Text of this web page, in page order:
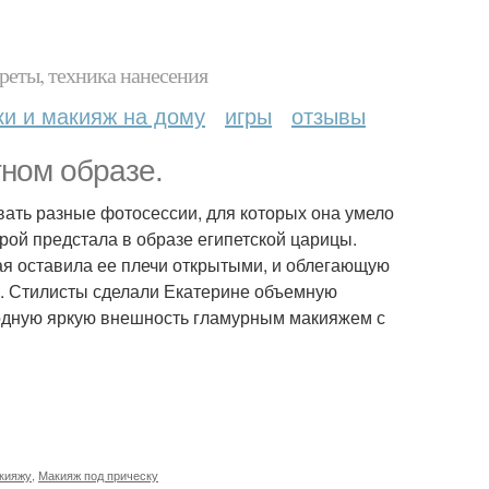
техника нанесения
и макияж на дому игры отзывы
образе.
разные фотосессии, для которых она умело
предстала в образе египетской царицы.
оставила ее плечи открытыми, и облегающую
Стилисты сделали Екатерине объемную
яркую внешность гламурным макияжем с
Макияж под прическу